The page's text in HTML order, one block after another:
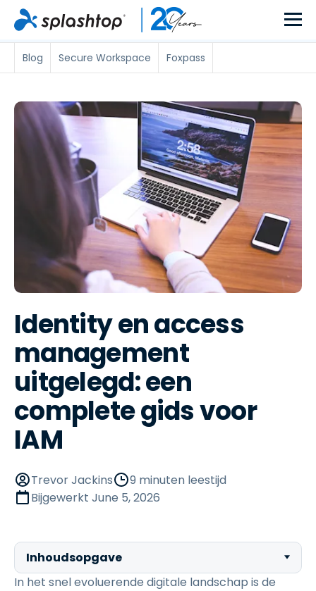
Blog Secure Workspace Foxpass
Identity en access
management
uitgelegd: een
complete gids voor
IAM
Trevor Jackins
9 minuten leestijd
Bijgewerkt June 5, 2026
Inhoudsopgave
In het snel evoluerende digitale landschap is de